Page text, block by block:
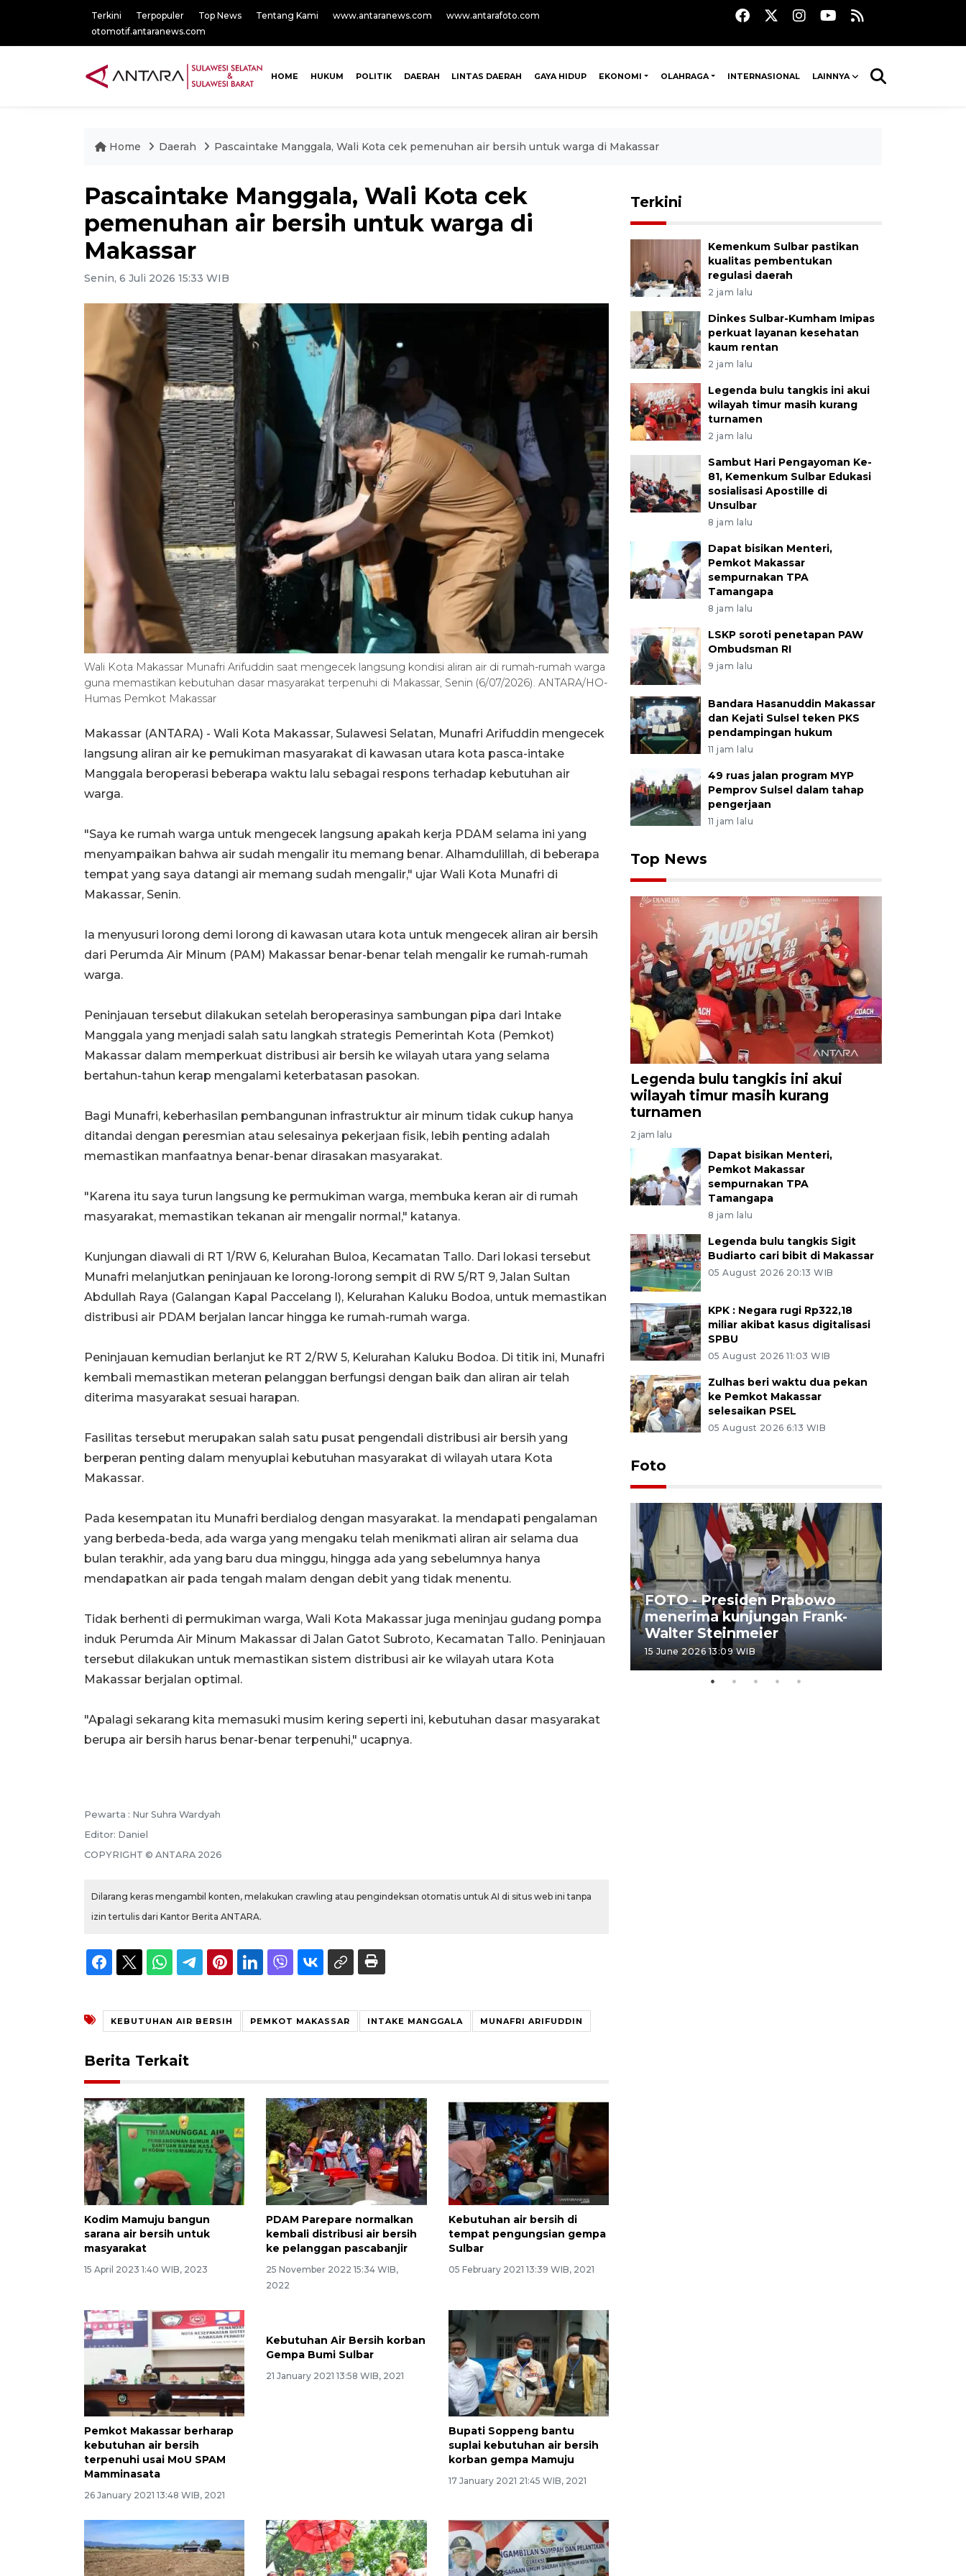
Terkini Terpopuler Top News Tentang Kami www.antaranews.com
www.antarafoto.com
otomotif.antaranews.com
HOME HUKUM POLITIK DAERAH LINTAS DAERAH GAYA HIDUP EKONOMI OLAHRAGA INTERNASIONAL LAINNYA
Home Daerah Pascaintake Manggala, Wali Kota cek pemenuhan air bersih untuk warga di Makassar
Pascaintake Manggala, Wali Kota cek
pemenuhan air bersih untuk warga di
Makassar
Senin, 6 Juli 2026 15:33 WIB
Wali Kota Makassar Munafri Arifuddin saat mengecek langsung kondisi aliran air di rumah-rumah warga
guna memastikan kebutuhan dasar masyarakat terpenuhi di Makassar, Senin (6/07/2026). ANTARA/HO-
Humas Pemkot Makassar
Makassar (ANTARA) - Wali Kota Makassar, Sulawesi Selatan, Munafri Arifuddin mengecek
langsung aliran air ke pemukiman masyarakat di kawasan utara kota pasca-intake
Manggala beroperasi beberapa waktu lalu sebagai respons terhadap kebutuhan air
warga.
"Saya ke rumah warga untuk mengecek langsung apakah kerja PDAM selama ini yang
menyampaikan bahwa air sudah mengalir itu memang benar. Alhamdulillah, di beberapa
tempat yang saya datangi air memang sudah mengalir," ujar Wali Kota Munafri di
Makassar, Senin.
Ia menyusuri lorong demi lorong di kawasan utara kota untuk mengecek aliran air bersih
dari Perumda Air Minum (PAM) Makassar benar-benar telah mengalir ke rumah-rumah
warga.
Peninjauan tersebut dilakukan setelah beroperasinya sambungan pipa dari Intake
Manggala yang menjadi salah satu langkah strategis Pemerintah Kota (Pemkot)
Makassar dalam memperkuat distribusi air bersih ke wilayah utara yang selama
bertahun-tahun kerap mengalami keterbatasan pasokan.
Bagi Munafri, keberhasilan pembangunan infrastruktur air minum tidak cukup hanya
ditandai dengan peresmian atau selesainya pekerjaan fisik, lebih penting adalah
memastikan manfaatnya benar-benar dirasakan masyarakat.
"Karena itu saya turun langsung ke permukiman warga, membuka keran air di rumah
masyarakat, memastikan tekanan air mengalir normal," katanya.
Kunjungan diawali di RT 1/RW 6, Kelurahan Buloa, Kecamatan Tallo. Dari lokasi tersebut
Munafri melanjutkan peninjauan ke lorong-lorong sempit di RW 5/RT 9, Jalan Sultan
Abdullah Raya (Galangan Kapal Paccelang I), Kelurahan Kaluku Bodoa, untuk memastikan
distribusi air PDAM berjalan lancar hingga ke rumah-rumah warga.
Peninjauan kemudian berlanjut ke RT 2/RW 5, Kelurahan Kaluku Bodoa. Di titik ini, Munafri
kembali memastikan meteran pelanggan berfungsi dengan baik dan aliran air telah
diterima masyarakat sesuai harapan.
Fasilitas tersebut merupakan salah satu pusat pengendali distribusi air bersih yang
berperan penting dalam menyuplai kebutuhan masyarakat di wilayah utara Kota
Makassar.
Pada kesempatan itu Munafri berdialog dengan masyarakat. Ia mendapati pengalaman
yang berbeda-beda, ada warga yang mengaku telah menikmati aliran air selama dua
bulan terakhir, ada yang baru dua minggu, hingga ada yang sebelumnya hanya
mendapatkan air pada tengah malam dengan debit yang tidak menentu.
Tidak berhenti di permukiman warga, Wali Kota Makassar juga meninjau gudang pompa
induk Perumda Air Minum Makassar di Jalan Gatot Subroto, Kecamatan Tallo. Peninjauan
tersebut dilakukan untuk memastikan sistem distribusi air ke wilayah utara Kota
Makassar berjalan optimal.
"Apalagi sekarang kita memasuki musim kering seperti ini, kebutuhan dasar masyarakat
berupa air bersih harus benar-benar terpenuhi," ucapnya.
Pewarta : Nur Suhra Wardyah
Editor: Daniel
COPYRIGHT © ANTARA 2026
Dilarang keras mengambil konten, melakukan crawling atau pengindeksan otomatis untuk AI di situs web ini tanpa
izin tertulis dari Kantor Berita ANTARA.
KEBUTUHAN AIR BERSIH PEMKOT MAKASSAR INTAKE MANGGALA MUNAFRI ARIFUDDIN
Berita Terkait
Kodim Mamuju bangun
sarana air bersih untuk
masyarakat
15 April 2023 1:40 WIB, 2023
PDAM Parepare normalkan
kembali distribusi air bersih
ke pelanggan pascabanjir
25 November 2022 15:34 WIB,
2022
Kebutuhan air bersih di
tempat pengungsian gempa
Sulbar
05 February 2021 13:39 WIB, 2021
Pemkot Makassar berharap
kebutuhan air bersih
terpenuhi usai MoU SPAM
Mamminasata
26 January 2021 13:48 WIB, 2021
Bupati Soppeng bantu
suplai kebutuhan air bersih
korban gempa Mamuju
17 January 2021 21:45 WIB, 2021
Terkini
Kemenkum Sulbar pastikan
kualitas pembentukan
regulasi daerah
2 jam lalu
Dinkes Sulbar-Kumham Imipas
perkuat layanan kesehatan
kaum rentan
2 jam lalu
Legenda bulu tangkis ini akui
wilayah timur masih kurang
turnamen
2 jam lalu
Sambut Hari Pengayoman Ke-
81, Kemenkum Sulbar Edukasi
sosialisasi Apostille di
Unsulbar
8 jam lalu
Dapat bisikan Menteri,
Pemkot Makassar
sempurnakan TPA
Tamangapa
8 jam lalu
LSKP soroti penetapan PAW
Ombudsman RI
9 jam lalu
Bandara Hasanuddin Makassar
dan Kejati Sulsel teken PKS
pendampingan hukum
11 jam lalu
49 ruas jalan program MYP
Pemprov Sulsel dalam tahap
pengerjaan
11 jam lalu
Top News
Legenda bulu tangkis ini akui
wilayah timur masih kurang
turnamen
2 jam lalu
Dapat bisikan Menteri,
Pemkot Makassar
sempurnakan TPA
Tamangapa
8 jam lalu
Legenda bulu tangkis Sigit
Budiarto cari bibit di Makassar
05 August 2026 20:13 WIB
KPK : Negara rugi Rp322,18
miliar akibat kasus digitalisasi
SPBU
05 August 2026 11:03 WIB
Zulhas beri waktu dua pekan
ke Pemkot Makassar
selesaikan PSEL
05 August 2026 6:13 WIB
Foto
HUT ke-80 Raja Keraton
Yogyakarta
FOTO - Presiden Prabowo
menerima kunjungan Frank-
Walter Steinmeier
15 June 2026 13:09 WIB